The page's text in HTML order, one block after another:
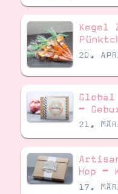
Kontakt
Angebote
Demonstrator
Blog
Gutscheine
Produkte erklärt
Über mich
Über Stampin’
Kegel
20.
–
21.
Hop –
17.